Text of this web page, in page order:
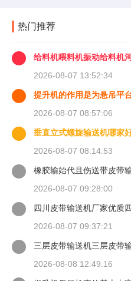
热门推荐
给料机喂料机振动给料机
2026-08-07 13:52:34
提升机的作用是为悬吊平
2026-08-07 08:57:06
垂直立式螺旋输送机哪家
2026-08-07 08:14:53
橡胶输始代且伤送带皮带
2026-08-07 09:28:00
四川皮带输送机厂家优质
2026-08-07 09:37:21
三层皮带输送机三层皮带
2026-08-08 12:49:16